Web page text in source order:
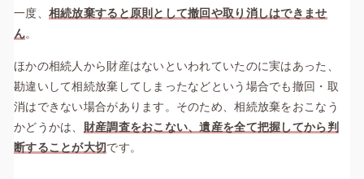
一度、 相続放棄すると原則として撤回や取り消しはできませ
ん。
ほかの相続人から財産はないといわれていたのに実はあった、
勘違いして相続放棄してしまったなどという場合でも撤回・取
消はできない場合があります。そのため、相続放棄をおこなう
かどうかは、 財産調査をおこない、遺産を全て把握してから判
断することが大切です。